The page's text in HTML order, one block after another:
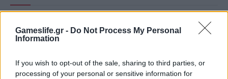
Gameslife.gr - Do Not Process My Personal
Information
If you wish to opt-out of the sale, sharing to third parties, or
processing of your personal or sensitive information for